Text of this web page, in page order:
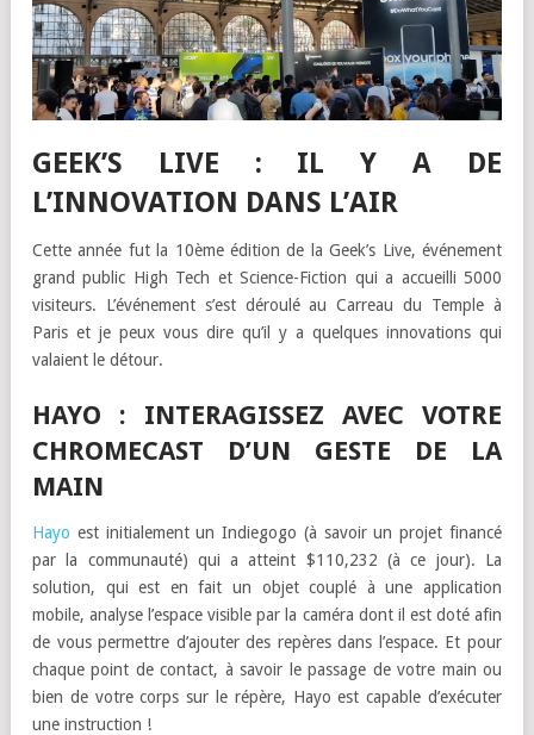
GEEK’S LIVE : IL Y A DE
L’INNOVATION DANS L’AIR
Cette année fut la 10ème édition de la Geek’s Live, événement
grand public High Tech et Science-Fiction qui a accueilli 5000
visiteurs. L’événement s’est déroulé au Carreau du Temple à
Paris et je peux vous dire qu’il y a quelques innovations qui
valaient le détour.
HAYO : INTERAGISSEZ AVEC VOTRE
CHROMECAST D’UN GESTE DE LA
MAIN
Hayo est initialement un Indiegogo (à savoir un projet financé
par la communauté) qui a atteint $110,232 (à ce jour). La
solution, qui est en fait un objet couplé à une application
mobile, analyse l’espace visible par la caméra dont il est doté afin
de vous permettre d’ajouter des repères dans l’espace. Et pour
chaque point de contact, à savoir le passage de votre main ou
bien de votre corps sur le répère, Hayo est capable d’exécuter
une instruction !